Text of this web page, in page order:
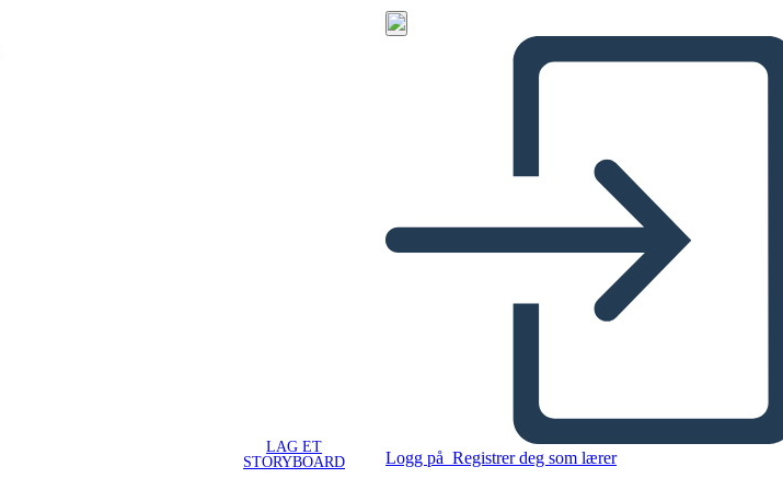
LAG ET
STORYBOARD
Logg på Registrer deg som lærer